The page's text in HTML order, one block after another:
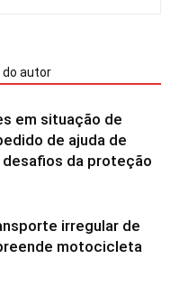
do autor
em situação de
de ajuda de
da proteção
irregular de
motocicleta